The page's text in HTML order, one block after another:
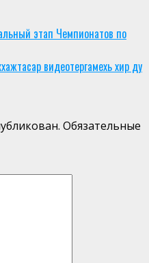
этап Чемпионатов по
видеотергамехь хир ду
Обязательные